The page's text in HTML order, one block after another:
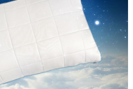
仍有額度不足之情形，本公司將視審查結果
用他人資訊註冊。若發現惡意使用之情形，
止該用戶之使用額度並採取法律行動。